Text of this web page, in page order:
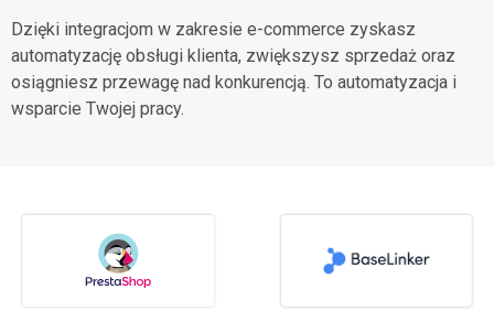
Dzięki integracjom w zakresie e-commerce zyskasz
automatyzację obsługi klienta, zwiększysz sprzedaż oraz
osiągniesz przewagę nad konkurencją. To automatyzacja i
wsparcie Twojej pracy.